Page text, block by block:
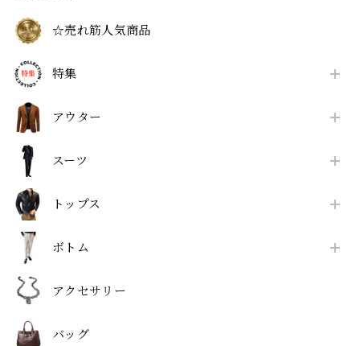
☆売れ筋人気商品
特集
アウター
スーツ
トップス
ボトム
アクセサリー
バッグ